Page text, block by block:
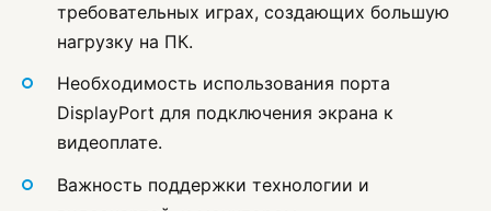
требовательных играх, создающих большую
нагрузку на ПК.
Необходимость использования порта
DisplayPort для подключения экрана к
видеоплате.
Важность поддержки технологии и